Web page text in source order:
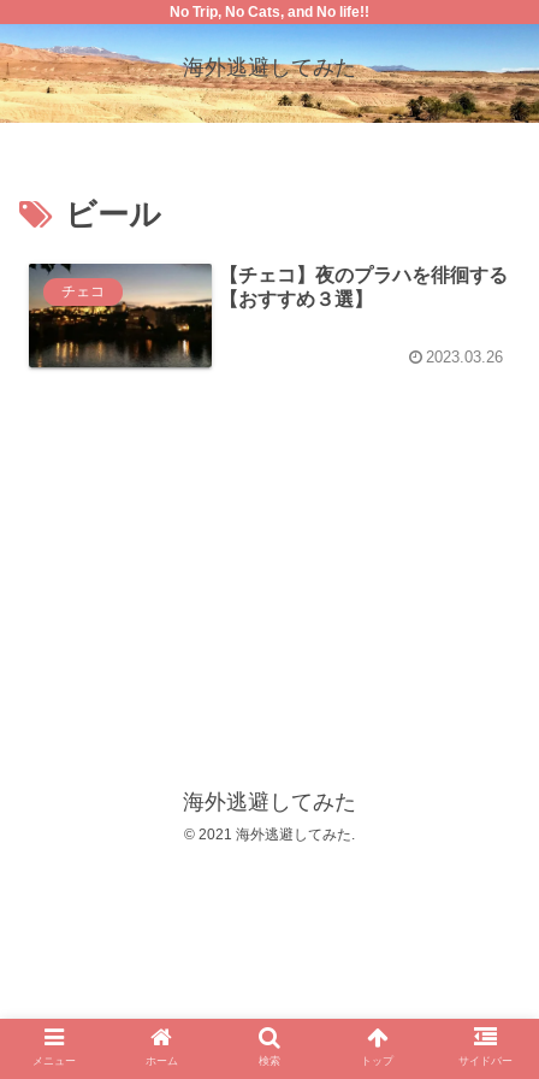
No Trip, No Cats, and No life!!
海外逃避してみた
ビール
チェコ
【チェコ】夜のプラハを徘徊する
【おすすめ３選】
2023.03.26
海外逃避してみた
© 2021 海外逃避してみた.
メニュー ホーム 検索 トップ サイドバー